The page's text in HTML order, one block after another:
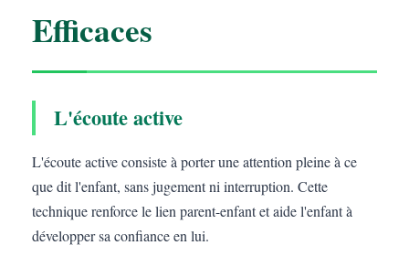
Efficaces
L'écoute active
L'écoute active consiste à porter une attention pleine à ce
que dit l'enfant, sans jugement ni interruption. Cette
technique renforce le lien parent-enfant et aide l'enfant à
développer sa confiance en lui.